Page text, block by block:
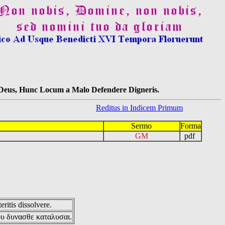
Hunc Locum a Malo Defendere Digneris.
Reditus in Indicem Primum
Sermo
Forma
GM pdf
dissolvere.
δυνασθε καταλυσαι.